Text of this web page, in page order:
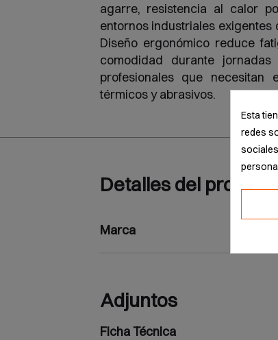
agarre, resistencia al calor
entornos industriales
Diseño ergonómico reduce
comodidad durante
profesionales que necesitan
térmicos y abrasivos.
Detalles del
Marca
Adjuntos
Ficha Técnica
Esta
redes